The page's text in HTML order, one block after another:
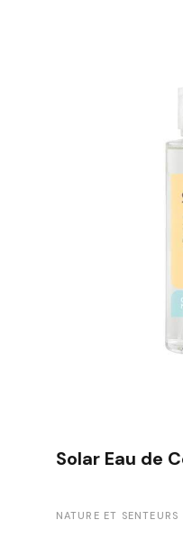
Solar Eau de
NATURE ET SENTEURS